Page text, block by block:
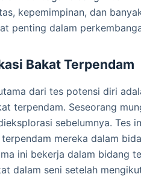
kepemimpinan, dan
penting dalam
Bakat Terpendam
dari tes potensi diri
terpendam. Seseorang
sebelumnya. Tes
mereka dalam
ini bekerja dalam bidang
dalam seni setelah